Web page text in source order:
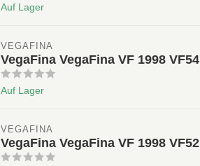
Auf Lager
VEGAFINA
VegaFina VegaFina VF 1998 VF54
Auf Lager
VEGAFINA
VegaFina VegaFina VF 1998 VF52